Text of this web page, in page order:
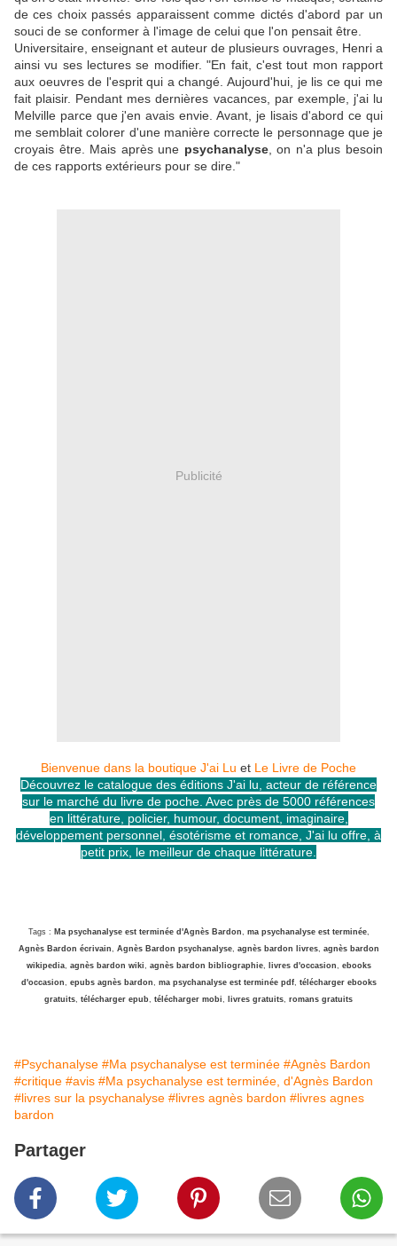
de ces choix passés apparaissent comme dictés d'abord par un
souci de se conformer à l'image de celui que l'on pensait être.
Universitaire, enseignant et auteur de plusieurs ouvrages, Henri a
ainsi vu ses lectures se modifier. "En fait, c'est tout mon rapport
aux oeuvres de l'esprit qui a changé. Aujourd'hui, je lis ce qui me
fait plaisir. Pendant mes dernières vacances, par exemple, j'ai lu
Melville parce que j'en avais envie. Avant, je lisais d'abord ce qui
me semblait colorer d'une manière correcte le personnage que je
croyais être. Mais après une psychanalyse, on n'a plus besoin
de ces rapports extérieurs pour se dire."
Publicité
Bienvenue dans la boutique J'ai Lu et Le Livre de Poche
Découvrez le catalogue des éditions J'ai lu, acteur de référence
sur le marché du livre de poche. Avec près de 5000 références
en littérature, policier, humour, document, imaginaire,
développement personnel, ésotérisme et romance, J'ai lu offre, à
petit prix, le meilleur de chaque littérature.
Tags : Ma psychanalyse est terminée d'Agnès Bardon, ma psychanalyse est terminée,
Agnès Bardon écrivain, Agnès Bardon psychanalyse, agnès bardon livres, agnès bardon
wikipedia, agnès bardon wiki, agnès bardon bibliographie, livres d'occasion, ebooks
d'occasion, epubs agnès bardon, ma psychanalyse est terminée pdf, télécharger ebooks
gratuits, télécharger epub, télécharger mobi, livres gratuits, romans gratuits
#Psychanalyse #Ma psychanalyse est terminée #Agnès Bardon
#critique #avis #Ma psychanalyse est terminée, d'Agnès Bardon
#livres sur la psychanalyse #livres agnès bardon #livres agnes
bardon
Partager